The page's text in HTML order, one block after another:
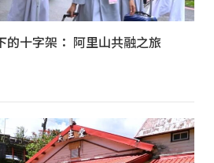
的十字架： 阿里山共融之旅